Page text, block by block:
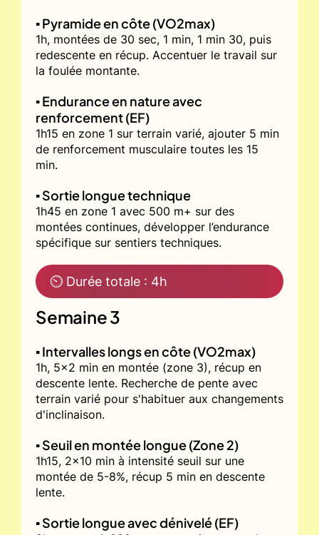
▪️ Pyramide en côte (VO2max)
1h, montées de 30 sec, 1 min, 1 min 30, puis
redescente en récup. Accentuer le travail sur
la foulée montante.
▪️ Endurance en nature avec
renforcement (EF)
1h15 en zone 1 sur terrain varié, ajouter 5 min
de renforcement musculaire toutes les 15
min.
▪️ Sortie longue technique
1h45 en zone 1 avec 500 m+ sur des
montées continues, développer l’endurance
spécifique sur sentiers techniques.
⏲ Durée totale : 4h
Semaine 3
▪️ Intervalles longs en côte (VO2max)
1h, 5x2 min en montée (zone 3), récup en
descente lente. Recherche de pente avec
terrain varié pour s'habituer aux changements
d'inclinaison.
▪️ Seuil en montée longue (Zone 2)
1h15, 2x10 min à intensité seuil sur une
montée de 5-8%, récup 5 min en descente
lente.
▪️ Sortie longue avec dénivelé (EF)